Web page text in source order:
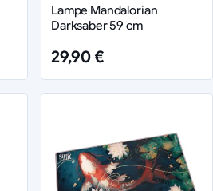
Lampe Mandalorian
Darksaber 59 cm
29,90 €